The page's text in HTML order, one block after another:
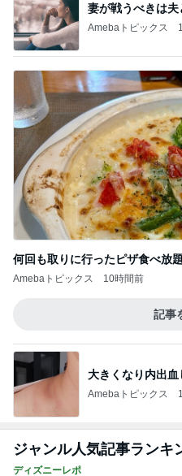
妻が戦うべきは夫
Amebaトピックス
何回も取りに行ったピザ食べ放題
Amebaトピックス 10時間前
記事
大きくなり内出
Amebaトピックス
ジャンル人気記事ランキ
ディズニーレポ